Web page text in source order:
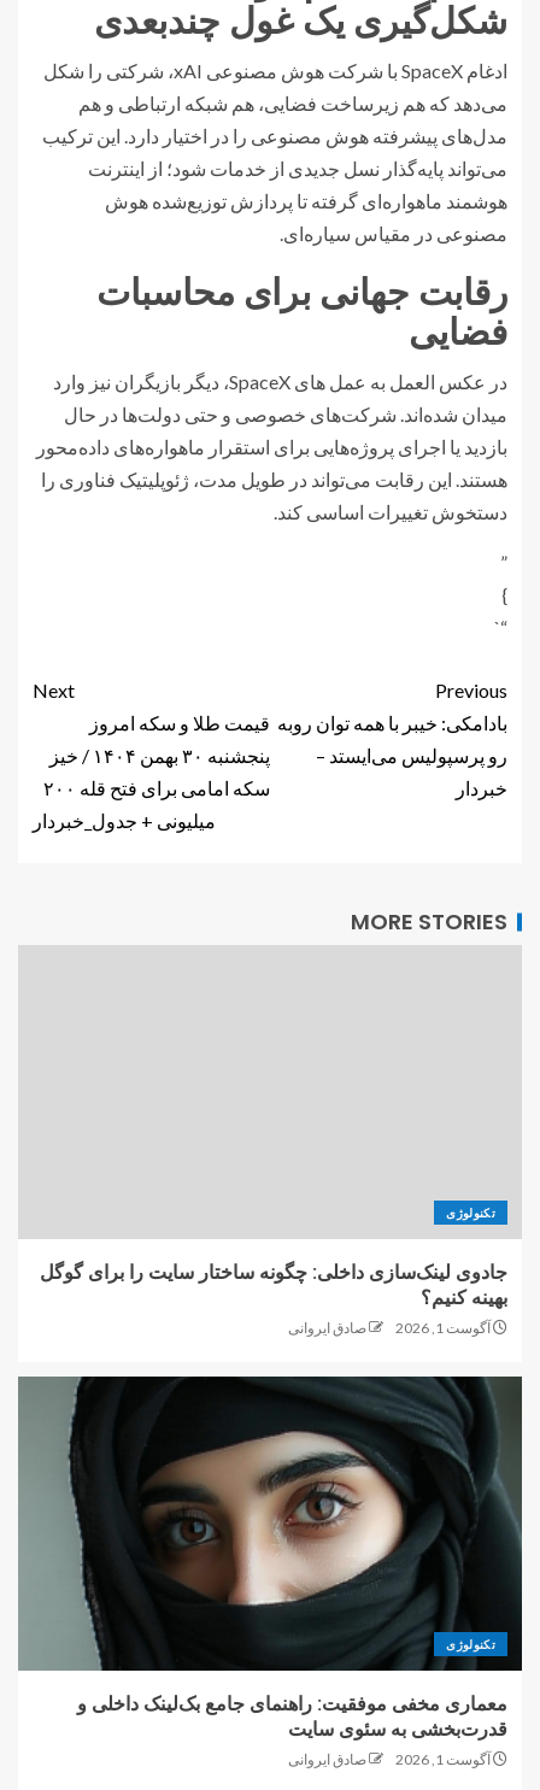
شکل‌گیری یک غول چندبعدی
ادغام SpaceX با شرکت هوش مصنوعی xAI، شرکتی را شکل
می‌دهد که هم زیرساخت فضایی، هم شبکه ارتباطی و هم
مدل‌های پیشرفته هوش مصنوعی را در اختیار دارد. این ترکیب
می‌تواند پایه‌گذار نسل جدیدی از خدمات شود؛ از اینترنت
هوشمند ماهواره‌ای گرفته تا پردازش توزیع‌شده هوش
مصنوعی در مقیاس سیاره‌ای.
رقابت جهانی برای محاسبات
فضایی
در عکس العمل به عمل های SpaceX، دیگر بازیگران نیز وارد
میدان شده‌اند. شرکت‌های خصوصی و حتی دولت‌ها در حال
بازدید یا اجرای پروژه‌هایی برای استقرار ماهواره‌های داده‌محور
هستند. این رقابت می‌تواند در طویل مدت، ژئوپلیتیک فناوری را
دستخوش تغییرات اساسی کند.
”
}
“`
Previous
بادامکی: خیبر با همه توان روبه
رو پرسپولیس می‌ایستد –
خبردار
Next
قیمت طلا و سکه امروز
پنجشنبه ۳۰ بهمن ۱۴۰۴ / خیز
سکه امامی برای فتح قله ۲۰۰
میلیونی + جدول_خبردار
MORE STORIES
تکنولوژی
جادوی لینک‌سازی داخلی: چگونه ساختار سایت را برای گوگل
بهینه کنیم؟
آگوست 1, 2026 صادق ایروانی
تکنولوژی
معماری مخفی موفقیت: راهنمای جامع بک‌لینک داخلی و
قدرت‌بخشی به سئوی سایت
آگوست 1, 2026 صادق ایروانی